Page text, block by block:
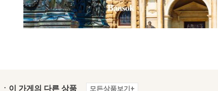
ㆍ이 가게의 다른 상품 모든상품보기+